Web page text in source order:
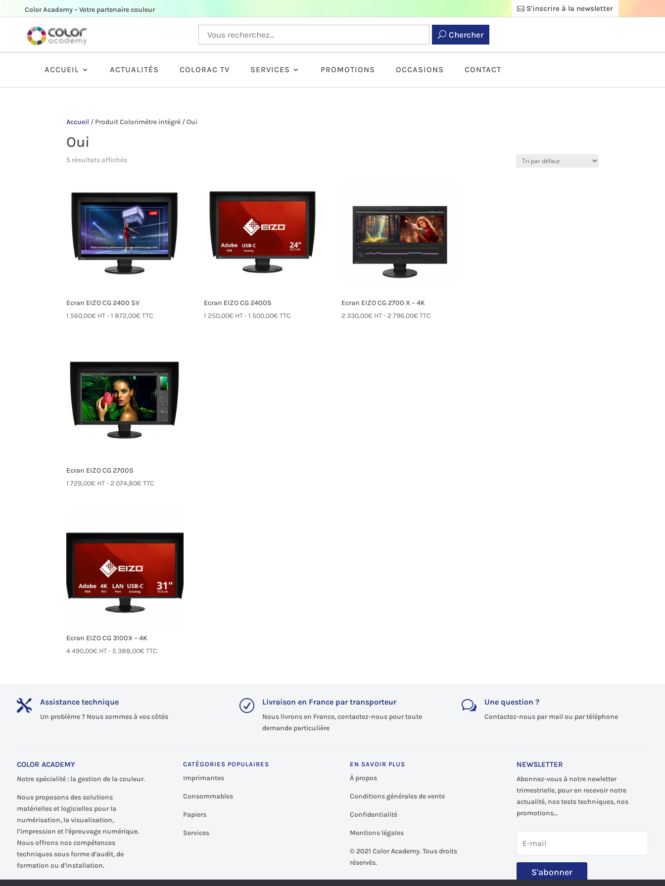
Color Academy – Votre partenaire couleur S'inscrire à la newsletter
Chercher
ACCUEIL ACTUALITÉS COLORAC TV SERVICES PROMOTIONS OCCASIONS CONTACT
Accueil / Produit Colorimètre intégré /Oui
Oui
5 résultats affichés
Ecran EIZO CG 2400 SV
1 560,00€ HT -1 872,00€ TTC
Ecran EIZO CG 2400S
1 250,00€ HT -1 500,00€ TTC
Ecran EIZO CG 2700 X – 4K
2 330,00€ HT - 2 796,00€ TTC
Ecran EIZO CG 2700S
1 729,00€ HT - 2 074,80€ TTC
Ecran EIZO CG 3100X – 4K
4 490,00€ HT - 5 388,00€ TTC
 Assistance technique
Un problème ? Nous sommes à vos côtés
R Livraison en France par transporteur
Nous livrons en France, contactez-nous pour toute
demande particulière
w Une question ?
Contactez-nous par mail ou par téléphone
COLOR ACADEMY
Notre spécialité : la gestion de la couleur.
Nous proposons des solutions
matérielles et logicielles pour la
numérisation, la visualisation,
l’impression et l’épreuvage numérique.
Nous offrons nos compétences
techniques sous forme d’audit, de
formation ou d’installation.
CATÉGORIES POPULAIRES
Imprimantes
Consommables
Papiers
Services
EN SAVOIR PLUS
À propos
Conditions générales de vente
Confidentialité
Mentions légales
© 2021 Color Academy. Tous droits
réservés.
NEWSLETTER
Abonnez-vous à notre newletter
trimestrielle, pour en recevoir notre
actualité, nos tests techniques, nos
promotions…
S'abonner